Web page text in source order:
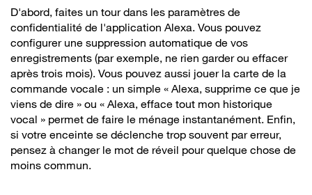
D'abord, faites un tour dans les paramètres de
confidentialité de l'application Alexa. Vous pouvez
configurer une suppression automatique de vos
enregistrements (par exemple, ne rien garder ou effacer
après trois mois). Vous pouvez aussi jouer la carte de la
commande vocale : un simple « Alexa, supprime ce que je
viens de dire » ou « Alexa, efface tout mon historique
vocal » permet de faire le ménage instantanément. Enfin,
si votre enceinte se déclenche trop souvent par erreur,
pensez à changer le mot de réveil pour quelque chose de
moins commun.